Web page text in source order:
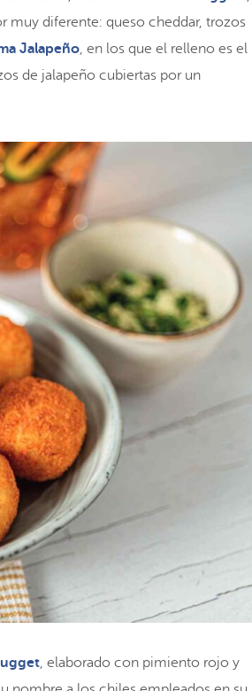
muy diferente: queso cheddar, trozos
Jalapeño, en los que el relleno es el
de jalapeño cubiertas por un
, elaborado con pimiento rojo y